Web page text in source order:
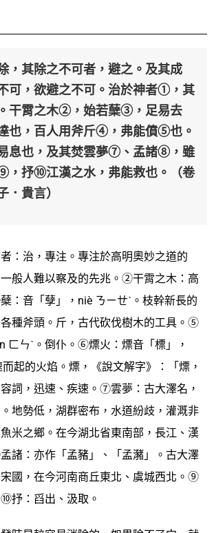
，其除之不可者，避之。及其成
可，欲避之不可。治於神者①，其
干霄之木②，始若蘖③，足易去
也，百人用斧斤④，弗能僨⑤也。
息也，及其焚雲夢⑦、孟諸⑧，雖
，抒⑩江漢之水，弗能救也。（卷
貴言）
：治，專注。專注於高明奧妙之道的
般人難以察及的先兆。②干霄之木：高
：音「孽」，niè ㄋㄧㄝˋ。枝幹新長的
種斧頭。斤，古代砍伐樹木的工具。⑤
ㄈㄣˋ。倒仆。⑥熛火：熛音「標」，
起的火焰。熛，《說文解字》：「熛，
詞，迅速、疾速。⑦雲夢：古大澤名，
地勢低，湖群密布，水道紛歧，灌溉非
米之鄉。在今湖北省東南部，長江、漢
諸：亦作「孟豬」、「孟瀦」。古大澤
國，在今河南商丘東北、虞城西北。⑨
抒：舀出、汲取。